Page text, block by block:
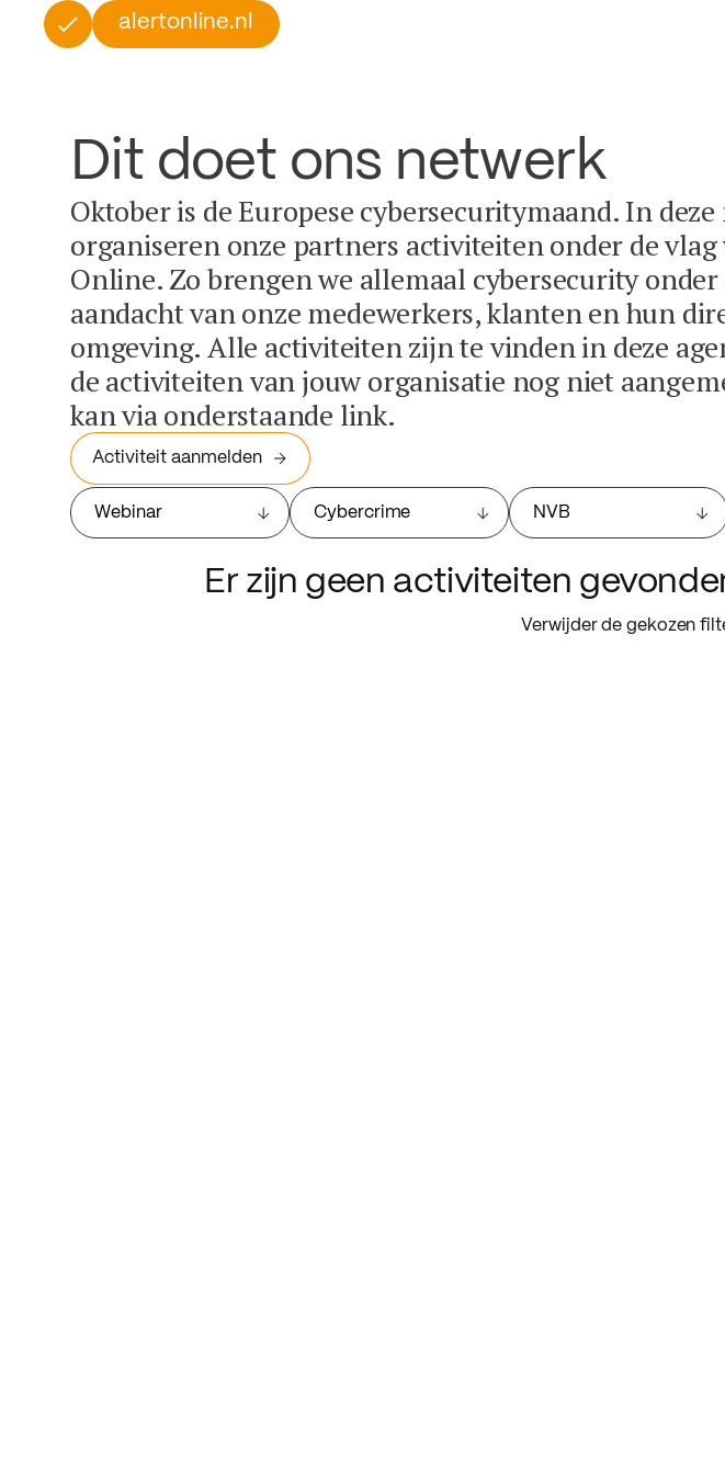
alertonline.nl
Dit doet ons netwerk
Oktober is de Europese cybersecuritymaand. In deze
organiseren onze partners activiteiten onder de
Online. Zo brengen we allemaal cybersecurity onder
aandacht van onze medewerkers, klanten en hun
omgeving. Alle activiteiten zijn te vinden in deze
de activiteiten van jouw organisatie nog niet
kan via onderstaande link.
Activiteit aanmelden
Webinar Cybercrime NVB
Er zijn geen activiteiten
Verwijder de gekozen